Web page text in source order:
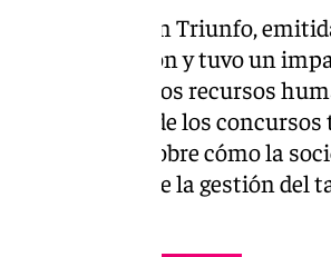
de Operación Triunfo,
de la televisión y tuvo un
en el ámbito de los recursos
el formato de los
de reflexión sobre cómo la
así como sobre la gestión